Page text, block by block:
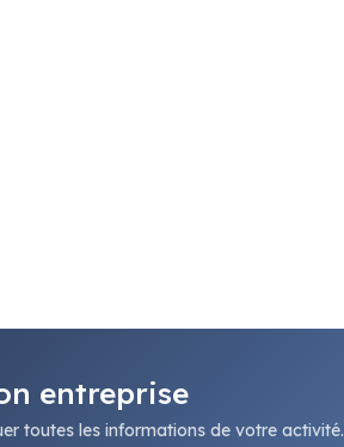
entreprise
toutes les informations de votre activité.